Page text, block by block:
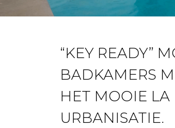
“KEY READY”
BADKAMERS
HET MOOIE LA
URBANISATIE.